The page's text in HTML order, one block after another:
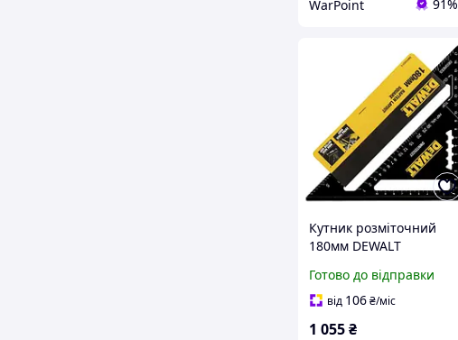
WarPoint 91%
Кутник розміточний
180мм DEWALT
Готово до відправки
від 106₴/міс
1 055₴